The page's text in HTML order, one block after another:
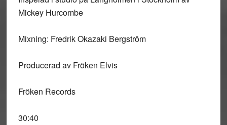
Mickey Hurcombe
Mixning: Fredrik Okazaki Bergström
Producerad av Fröken Elvis
Fröken Records
30:40